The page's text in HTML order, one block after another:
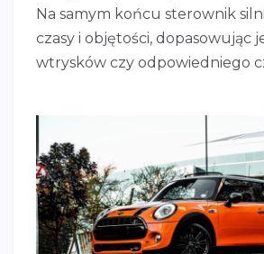
Na samym końcu sterownik
czasy i objętości, dopasowując
wtrysków czy odpowiedniego